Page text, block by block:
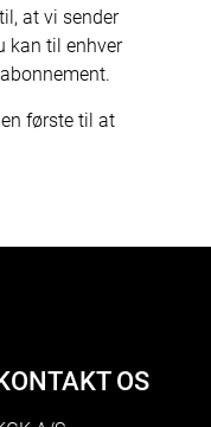
at vi sender
kan til enhver
første til at
OS